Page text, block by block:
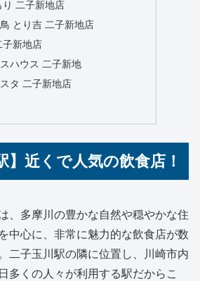
り 二子新地店
とり吉 二子新地店
子新地店
ハウス 二子新地
タ 二子新地店
】近くで人気の飲食店！
、多摩川の豊かな自然や穏やかな住
中心に、非常に魅力的な飲食店が数
二子玉川駅の隣に位置し、川崎市内
多くの人々が利用する駅だからこ